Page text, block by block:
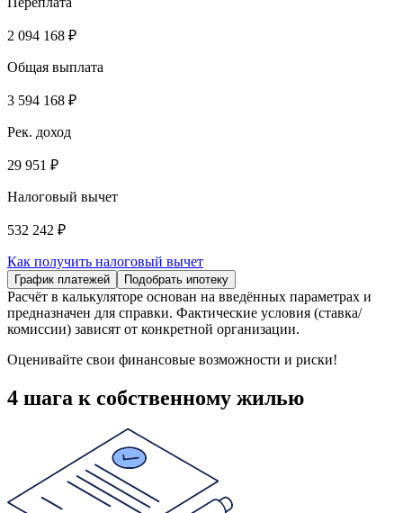
2 094 168 ₽
Общая выплата
3 594 168 ₽
Рек. доход
29 951 ₽
Налоговый вычет
532 242 ₽
Как получить налоговый вычет
График платежей Подобрать ипотеку
Расчёт в калькуляторе основан на введённых параметрах и
предназначен для справки. Фактические условия (ставка/
комиссии) зависят от конкретной организации.
Оценивайте свои финансовые возможности и риски!
4 шага к собственному жилью